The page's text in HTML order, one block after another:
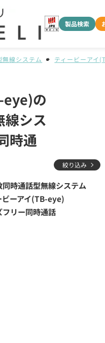
製品検索
無線システム ティービーアイ
eye)の
線シス
時通
絞り込み
同時通話型無線システム
ビーアイ(TB-eye)
フリー同時通話